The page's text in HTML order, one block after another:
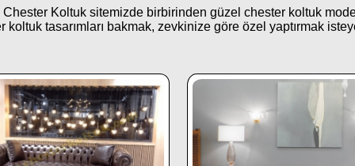
Koltuk sitemizde birbirinden güzel chester koltuk
tasarımları bakmak, zevkinize göre özel yaptırmak